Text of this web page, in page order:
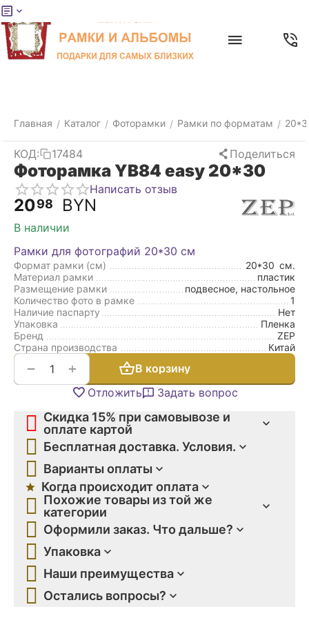
Главная / Каталог / Фоторамки / Рамки по форматам /
КОД: 17484 Поделиться
Фоторамка YB84 easy 20*30
Написать отзыв
2098 BYN
В наличии
Рамки для фотографий 20*30 см
Формат рамки (см) 20*30 см.
Материал рамки
пластик
Размещение рамки
подвесное, настольное
Количество фото в рамке
1
Наличие паспарту
Нет
Упаковка
Пленка
Бренд
ZEP
Страна производства
Китай
+
−
В корзину
Отложить
Задать вопрос
Скидка 15% при самовывозе и
оплате картой
Бесплатная доставка. Условия.
Варианты оплаты
Когда происходит оплата
Похожие товары из той же
категории
Оформили заказ. Что дальше?
Упаковка
Наши преимущества
Остались вопросы?
Меню
товары